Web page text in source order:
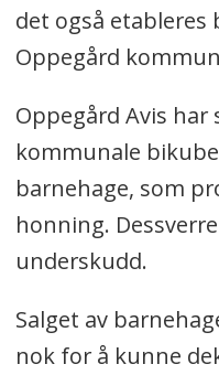
det også
Oppegård
Oppegård Avis har
kommunale
barnehage, som
honning.
underskudd.
Salget av
nok for å kunne